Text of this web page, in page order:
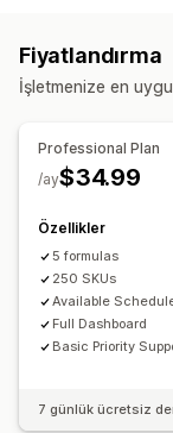
İzleme
Fiyat geçmişi
Otomatik veri
Fiyatlandırma
İşletmenize en
Professional Plan
$34.99
/ay
Özellikler
5 formulas
250 SKUs
Available
Full Dashboard
Basic Priority
7 günlük ücretsiz